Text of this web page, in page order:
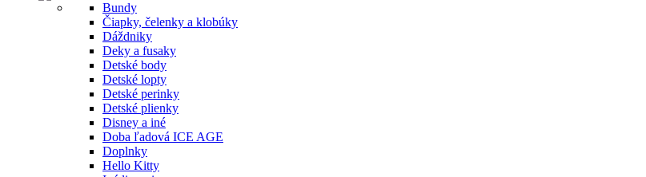
Bundy
Čiapky, čelenky a klobúky
Dáždniky
Deky a fusaky
Detské body
Detské lopty
Detské perinky
Detské plienky
Disney a iné
Doba ľadová ICE AGE
Doplnky
Hello Kitty